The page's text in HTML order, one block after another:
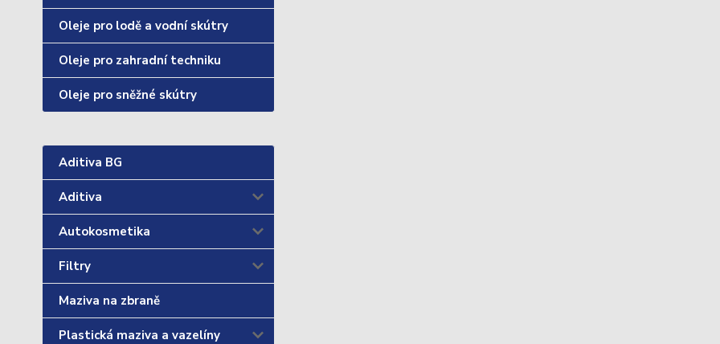
Oleje pro lodě a vodní skútry
Oleje pro zahradní techniku
Oleje pro sněžné skútry
Aditiva BG
Aditiva
Autokosmetika
Filtry
Maziva na zbraně
Plastická maziva a vazelíny